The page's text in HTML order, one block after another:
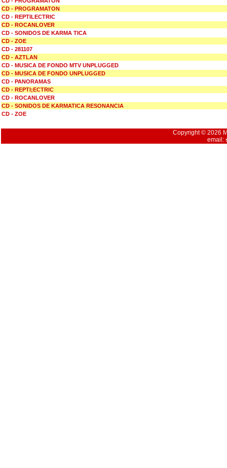
CD - PROGRAMATON
CD - REPTILECTRIC
CD - ROCANLOVER
CD - SONIDOS DE KARMA TICA
CD - ZOE
CD - 281107
CD - AZTLAN
CD - MUSICA DE FONDO MTV UNPLUGGED
CD - MUSICA DE FONDO UNPLUGGED
CD - PANORAMAS
CD - REPTI;ECTRIC
CD - ROCANLOVER
CD - SONIDOS DE KARMATICA RESONANCIA
CD - ZOE
Copyright © 2026
email: